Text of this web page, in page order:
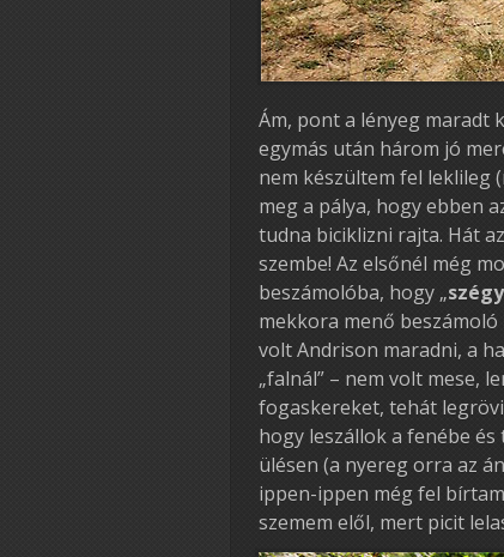
Ám, pont a lényeg maradt
egymás után három jó
nem készültem fel leklileg
meg a pálya, hogy ebben
tudna biciklizni rajta. Hát
szembe! Az elsőnél még
beszámolóba, hogy „
mekkora menő
volt Andrison maradni, a
„falnál” – nem volt mese,
fogaskereket, tehát
hogy leszállok a fenébe
ülésen (a nyereg orra az
ippen-ippen még fel
szemem elől, mert picit